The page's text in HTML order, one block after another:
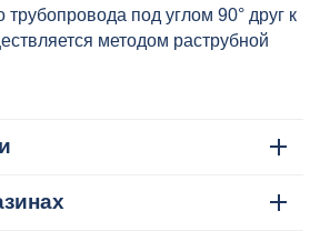
под углом 90° друг к
методом раструбной